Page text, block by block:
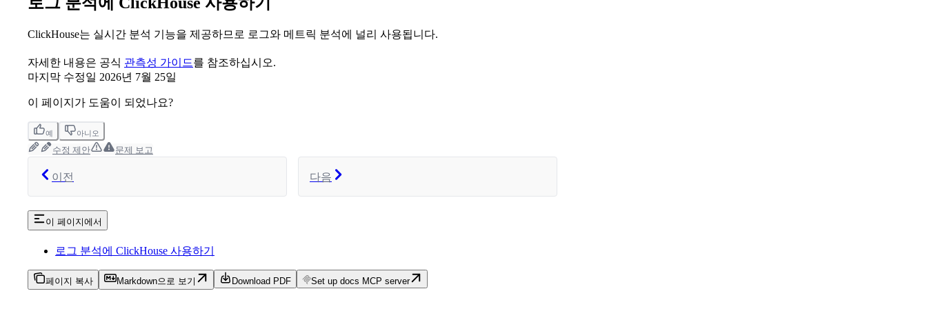
ClickHouse는 실시간 분석 기능을 제공하므로 로그와 메트릭 분석에 널리 사용됩니다.
자세한 내용은 공식 관측성 가이드를 참조하십시오.
마지막 수정일 2026년 7월 25일
이 페이지가 도움이 되었나요?
예 아니오
수정 제안 문제 보고
이전 다음
이 페이지에서
로그 분석에 ClickHouse 사용하기
페이지 복사 Markdown으로 보기 Download PDF Set up docs MCP server